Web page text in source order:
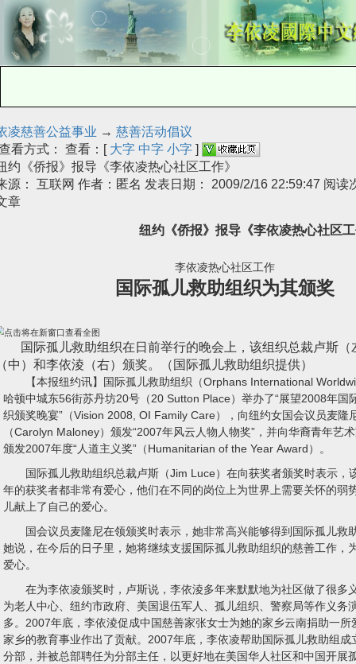
凌慈善公益事业 → 慈善活动倡议
看方式： 查看：[ 大字 中字 小字 ]
约《侨报》报导《李依凌热心社区工作》
源： 互联网 作者：匿名 发表日期： 2009/2/16 22:59:47 阅读
章
纽约《侨报》报导《李依凌热心社区
李依凌热心社区工作
国际孤儿救助组织为其颁奖
际孤儿救助组织在日前举行的晚会上，该组织总裁卢斯（
中）和李依淩（右）颁奖。（国际孤儿救助组织提供）
【本报纽约讯】国际孤儿救助组织（Orphans International
哈顿中城东56街苏丹坊20号（20 Sutton Place）举办了“展望2008年国
织颁奖晚宴”（Vision 2008, OI Family Care），向纽约女国会议员麦隆
（Carolyn Maloney）颁发“2007年风云人物人物奖”，并向华裔青年艺
颁发2007年度“人道主义奖”（Humanitarian of the Year Award）。
国际孤儿救助组织总裁卢斯（Jim Luce）在向获奖者颁奖时表示，
年的获奖者都非常有爱心，他们在不同的岗位上为世界上需要关怀的弱
儿献上了自己的爱心。
国会议员麦隆尼在领颁奖时表示，她非常高兴能够得到国际孤儿救
她说，在今后的日子里，她将继续支援国际孤儿救助组织的慈善工作，
爱心。
在为李依凌颁奖时，卢斯说，李依淩多年来默默地为社区做了很多
为老人中心、纽约市政府、美国退伍军人、孤儿组织、警察局等作义务
多。2007年底，李依淩促成中国慈善家张女士为她的家乡云南捐助一所
家乡的教育事业作出了贡献。2007年底，李依凌帮助国际孤儿救助组成
分部，并被总部聘任为分部主任，以更好地在美国华人社区和中国开展